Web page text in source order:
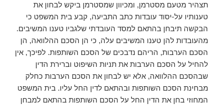
תצהיר מטעם מסטרמן, ומכיוון שמסטרמן ביקש לבחון את
טענותיו על-יסוד עובדות כתב התביעה, קבע בית המשפט כי
הבקשה תיבחן בהתאם למסד העובדתי שלגביו טענו המשיבים.
מהעובדות להן טענו המשיבים עלה, כי הן הסכם ההלוואה, הן
הסכם הערבות, הריהם נדבכים של הסכם השותפות. לפיכך, אין
להחיל על הסכם הערבות את תניות השיפוט וברירת הדין
שבהסכם ההלוואה, אלא יש לבחון את הסכם הערבות כחלק
מבחינת הסכם השותפות ובהתאם לדין החל עליו. בית המשפט
המחוזי בחן את הדין החל על הסכם השותפות בהתאם למבחן